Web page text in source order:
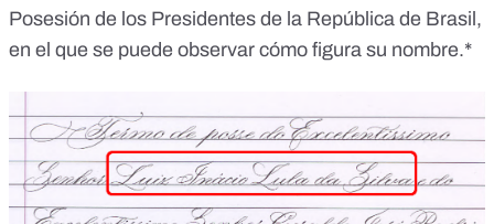
Posesión de los Presidentes de la República de Brasil,
en el que se puede observar cómo figura su nombre.*